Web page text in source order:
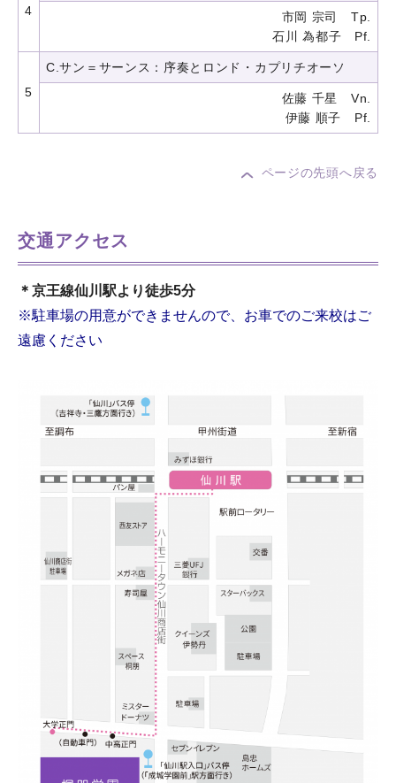
4
市岡 宗司 Tp.
石川 為都子 Pf.
5
C.サン＝サーンス：序奏とロンド・カプリチオーソ
佐藤 千星 Vn.
伊藤 順子 Pf.
ページの先頭へ戻る
交通アクセス
＊京王線仙川駅より徒歩5分
※駐車場の用意ができませんので、お車でのご来校はご
遠慮ください